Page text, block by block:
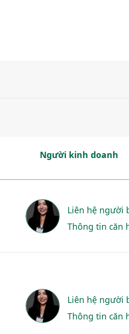
Người kinh doanh
Liên hệ người
Thông tin căn
Liên hệ người
Thông tin căn